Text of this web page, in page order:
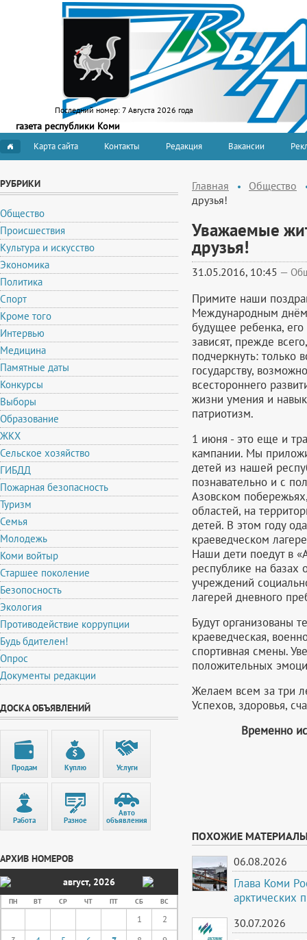
Последний номер: 7 Августа 2026 года
газета республики Коми
Карта сайта Контакты Редакция Вакансии
РУБРИКИ
Общество
Происшествия
Культура и искусство
Экономика
Политика
Спорт
Кроме того
Интервью
Медицина
Памятные даты
Конкурсы
Выборы
Образование
ЖКХ
Сельское хозяйство
ГИБДД
Пожарная безопасность
Туризм
Семья
Молодежь
Коми войтыр
Старшее поколение
Безопосность
Экология
Противодействие коррупции
Будь бдителен!
Опрос
Документы редакции
ДОСКА ОБЪЯВЛЕНИЙ
Продам Куплю Услуги
Работа Разное
Авто
объявления
АРХИВ НОМЕРОВ
август, 2026
ПН ВТ СР ЧТ ПТ СБ ВС
1
2
Главная
Общество
друзья!
Уважаемые
друзья!
31.05.2016, 10:45 —
Примите наши
Международным днём
будущее ребенка,
зависят, прежде
подчеркнуть: только
государству,
всестороннего
жизни умения и
патриотизм.
1 июня - это еще и
кампании. Мы
детей из нашей
познавательно и с
Азовском
областей, на
детей. В этом году
краеведческом
Наши дети поедут в
республике на базах
учреждений
лагерей дневного
Будут организованы
краеведческая,
спортивная смены.
положительных
Желаем всем за три
Успехов, здоровья,
Временно
ПОХОЖИЕ
06.08.2026
Глава Коми
арктических
30.07.2026